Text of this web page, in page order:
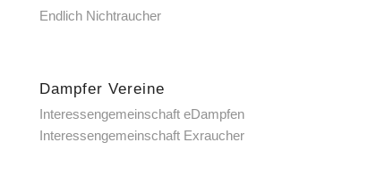
Endlich Nichtraucher
Dampfer Vereine
Interessengemeinschaft eDampfen
Interessengemeinschaft Exraucher